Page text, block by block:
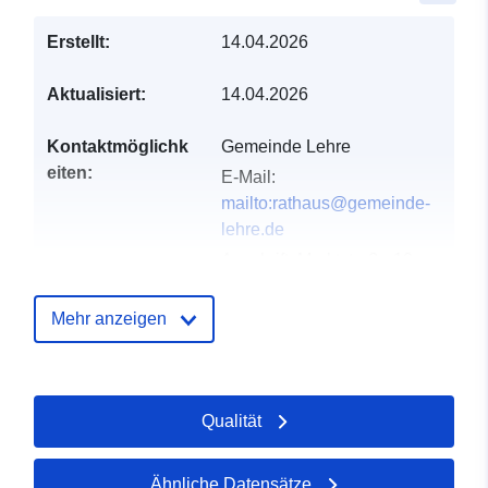
Erstellt: 14.04.2026
Aktualisiert: 14.04.2026
Kontaktmöglichk
eiten:
Gemeinde Lehre
E-Mail:
mailto:rathaus@gemeinde-
lehre.de
Kataloge:
Zu data.europa.eu hinzugefügt:
02 May 2026
Aktualisiert auf data.europa.eu:
Mehr anzeigen
Qualität